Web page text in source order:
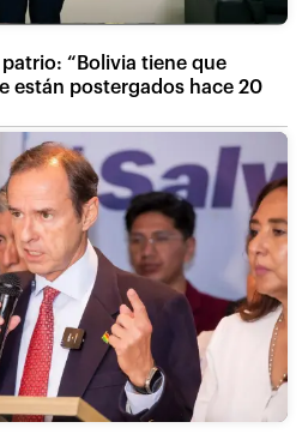
“Bolivia tiene que
están postergados hace 20